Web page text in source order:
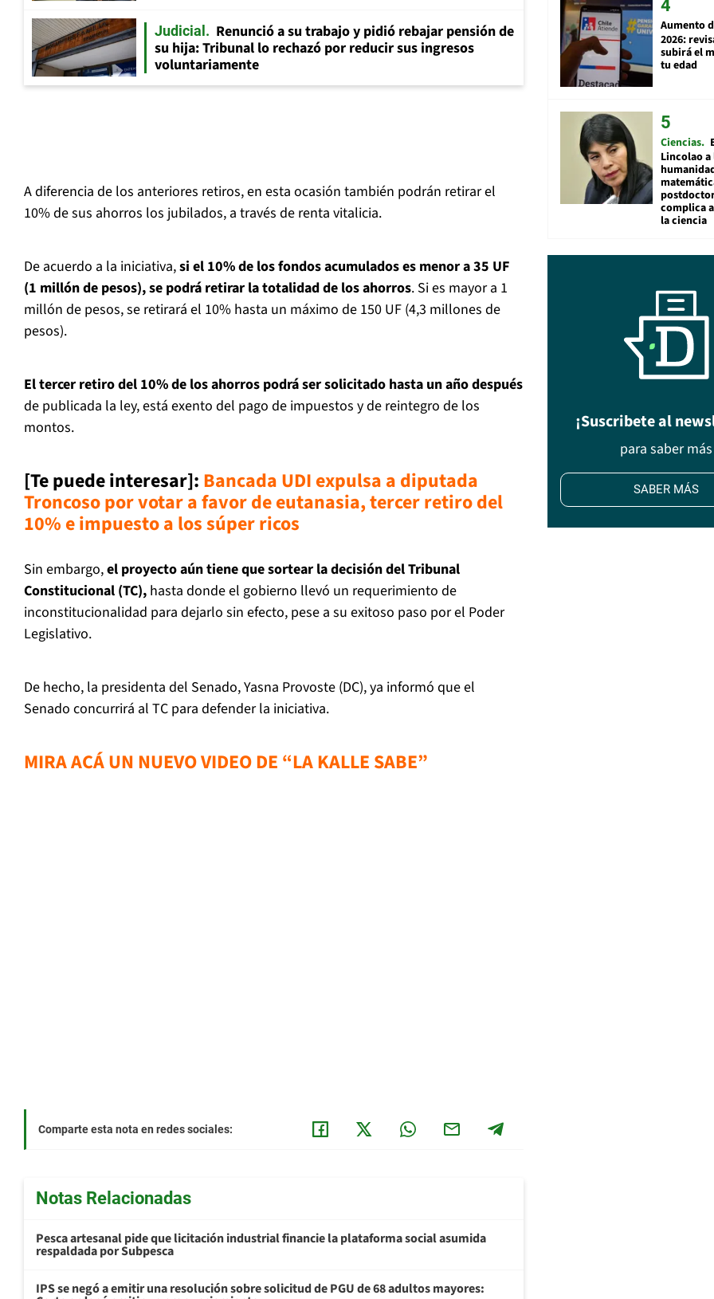
Judicial
Renunció a su trabajo y pidió rebajar pensión de
su hija: Tribunal lo rechazó por reducir sus ingresos
voluntariamente
A diferencia de los anteriores retiros, en esta ocasión también podrán retirar el
10% de sus ahorros los jubilados, a través de renta vitalicia.
De acuerdo a la iniciativa,si el 10% de los fondos acumulados es menor a 35 UF
(1 millón de pesos), se podrá retirar la totalidad de los ahorros. Si es mayor a 1
millón de pesos, se retirará el 10% hasta un máximo de 150 UF (4,3 millones de
pesos).
El tercer retiro del 10% de los ahorros podrá ser solicitado hasta un año después
de publicada la ley, está exento del pago de impuestos y de reintegro de los
montos.
[Te puede interesar]: Bancada UDI expulsa a diputada
Troncoso por votar a favor de eutanasia, tercer retiro del
10% e impuesto a los súper ricos
Sin embargo,el proyecto aún tiene que sortear la decisión del Tribunal
Constitucional (TC), hasta donde el gobierno llevó un requerimiento de
inconstitucionalidad para dejarlo sin efecto, pese a su exitoso paso por el Poder
Legislativo.
De hecho, la presidenta del Senado, Yasna Provoste (DC), ya informó que el
Senado concurrirá al TC para defender la iniciativa.
MIRA ACÁ UN NUEVO VIDEO DE “LA KALLE SABE”
Comparte esta nota en redes sociales:
Notas Relacionadas
Pesca artesanal pide que licitación industrial financie la plataforma social asumida
respaldada por Subpesca
IPS se negó a emitir una resolución sobre solicitud de PGU de 68 adultos mayores:
Aumento
2026:
subirá el
tu edad
Ciencias
Lincolao a
complica
la ciencia
¡Suscribete al
para saber más
SABER MÁS